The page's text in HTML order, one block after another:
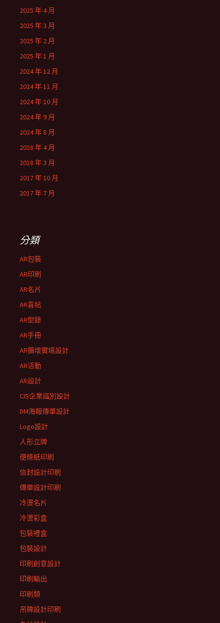
2025 年 4 月
2025 年 3 月
2025 年 2 月
2025 年 1 月
2024 年 12 月
2024 年 11 月
2024 年 10 月
2024 年 9 月
2024 年 8 月
2018 年 4 月
2018 年 3 月
2017 年 10 月
2017 年 7 月
分類
AR包裝
AR印刷
AR名片
AR喜帖
AR型錄
AR手冊
AR擴增實境設計
AR活動
AR設計
CIS企業識別設計
DM海報傳單設計
Logo設計
人形立牌
便條紙印刷
信封設計印刷
傳單設計印刷
冷燙名片
冷燙彩盒
包裝禮盒
包裝設計
印刷創意設計
印刷輸出
印刷類
吊牌設計印刷